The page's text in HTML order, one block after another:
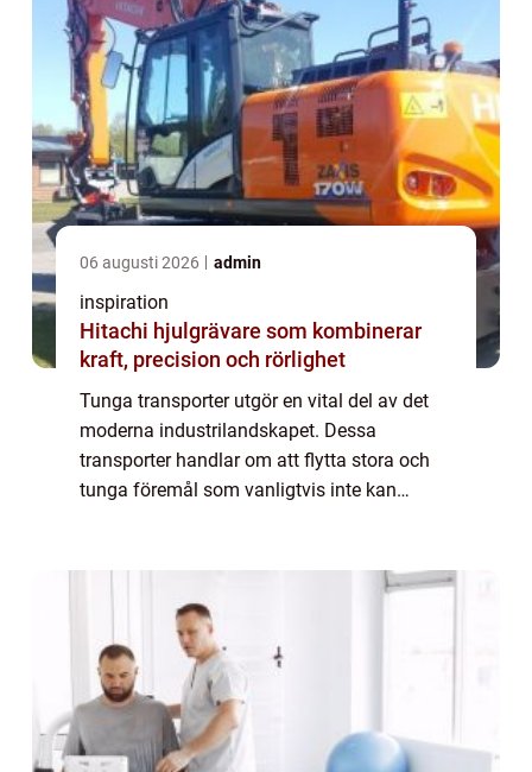
06 augusti 2026 admin
inspiration
Hitachi hjulgrävare som kombinerar
kraft, precision och rörlighet
Tunga transporter utgör en vital del av det
moderna industrilandskapet. Dessa
transporter handlar om att flytta stora och
tunga föremål som vanligtvis inte kan